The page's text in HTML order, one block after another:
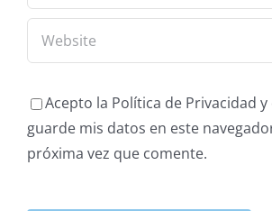
Acepto la Política de Privacidad
guarde mis datos en este
próxima vez que comente.